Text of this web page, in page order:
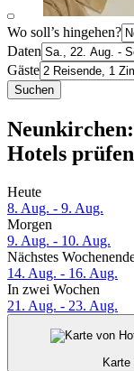
Wo soll’s hingehen?
Daten
Gäste
Suchen
Hotels prüfen
Heute
8. Aug. - 9. Aug.
Morgen
9. Aug. - 10. Aug.
Nächstes
14. Aug. - 16. Aug.
In zwei Wochen
21. Aug. - 23. Aug.
Karte